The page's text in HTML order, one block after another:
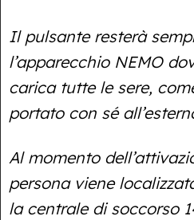
Il pulsante resterà
l’apparecchio NEMO
carica tutte le sere,
portato con sé
Al momento
persona viene
la centrale di soccorso